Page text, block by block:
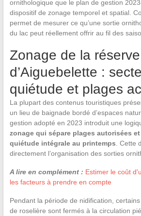
ornithologique que le plan de gestion
dispositif de zonage temporel et spatial.
permet de mesurer ce qu’une sortie
du lac peut réellement offrir au fil des
Zonage de la réserve
d’Aiguebelette :
quiétude et plages
La plupart des contenus touristiques
un lieu de baignade bordé d’espaces
gestion adopté en 2023 introduit une
zonage qui sépare plages autorisées
quiétude intégrale au printemps . Cette
directement l’organisation des sorties
A lire en complément : Estimer le coût
les facteurs à prendre en compte
Pendant la période de nidification,
de roselière sont fermés à la circulation